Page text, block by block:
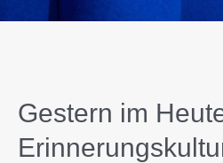
Gestern im